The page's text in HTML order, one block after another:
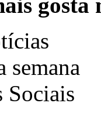
semana
Sociais